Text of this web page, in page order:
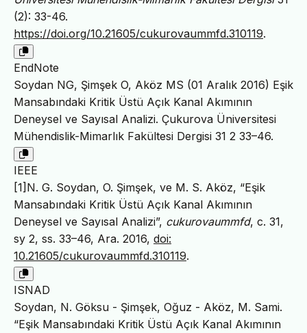
(2): 33-46.
https://doi.org/10.21605/cukurovaummfd.310119.
EndNote
Soydan NG, Şimşek O, Aköz MS (01 Aralık 2016) Eşik
Mansabındaki Kritik Üstü Açık Kanal Akımının
Deneysel ve Sayısal Analizi. Çukurova Üniversitesi
Mühendislik-Mimarlık Fakültesi Dergisi 31 2 33–46.
IEEE
[1]N. G. Soydan, O. Şimşek, ve M. S. Aköz, “Eşik
Mansabındaki Kritik Üstü Açık Kanal Akımının
Deneysel ve Sayısal Analizi”, cukurovaummfd, c. 31,
sy 2, ss. 33–46, Ara. 2016, doi:
10.21605/cukurovaummfd.310119.
ISNAD
Soydan, N. Göksu - Şimşek, Oğuz - Aköz, M. Sami.
“Eşik Mansabındaki Kritik Üstü Açık Kanal Akımının